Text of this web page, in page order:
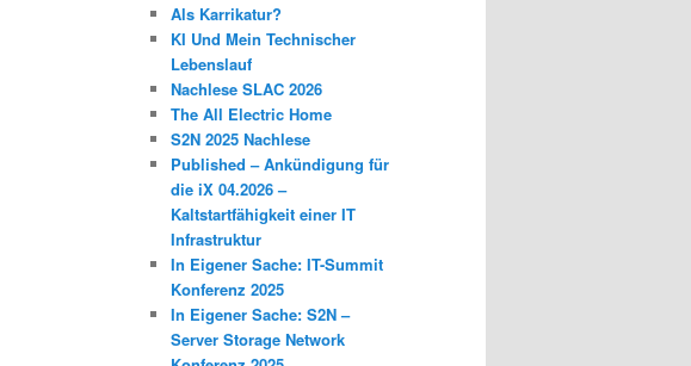
Als Karrikatur?
KI Und Mein Technischer
Lebenslauf
Nachlese SLAC 2026
The All Electric Home
S2N 2025 Nachlese
Published – Ankündigung für
die iX 04.2026 –
Kaltstartfähigkeit einer IT
Infrastruktur
In Eigener Sache: IT-Summit
Konferenz 2025
In Eigener Sache: S2N –
Server Storage Network